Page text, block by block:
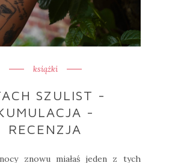
książki
SZULIST -
-
RECENZJA
znowu miałaś jeden z tych